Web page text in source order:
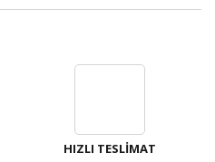
HIZLI TESLİMAT